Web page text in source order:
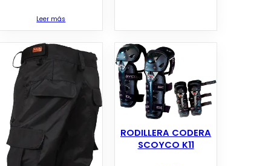
Leer más
RODILLERA CODERA
SCOYCO K11